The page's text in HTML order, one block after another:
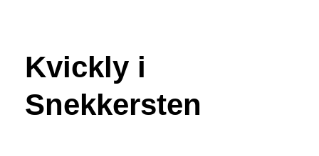
Kvickly i
Snekkersten